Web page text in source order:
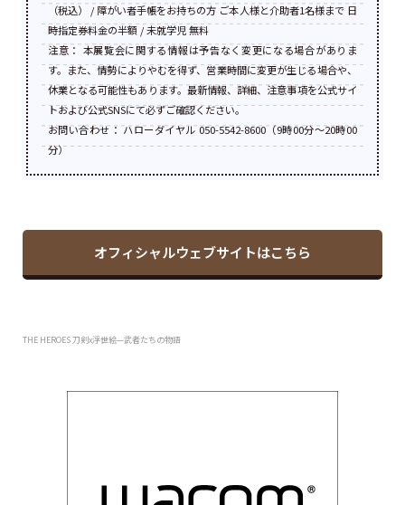
（税込） / 障がい者手帳をお持ちの方 ご本人様と介助者1名様まで 日
時指定券料金の半額 / 未就学児 無料
注意： 本展覧会に関する情報は予告なく変更になる場合がありま
す。また、情勢によりやむを得ず、営業時間に変更が生じる場合や、
休業となる可能性もあります。最新情報、詳細、注意事項を公式サイ
トおよび公式SNSにて必ずご確認ください。
お問い合わせ： ハローダイヤル 050-5542-8600（9時00分〜20時00
分）
オフィシャルウェブサイトはこちら
THE HEROES 刀剣x浮世絵—武者たちの物語